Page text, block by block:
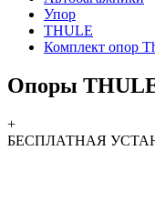
Упор
THULE
Комплект опор
Опоры THULE
+
БЕСПЛАТНАЯ